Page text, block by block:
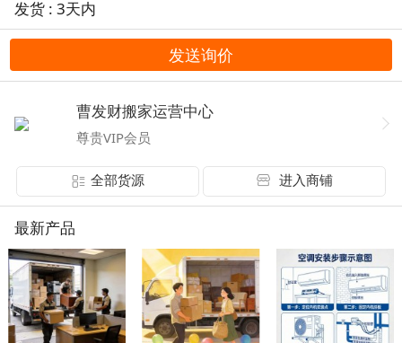
发货 : 3天内
发送询价
曹发财搬家运营中心
尊贵VIP会员
全部货源 进入商铺
最新产品